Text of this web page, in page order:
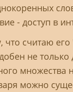
- доступ в
что считаю
не только
множества
можно